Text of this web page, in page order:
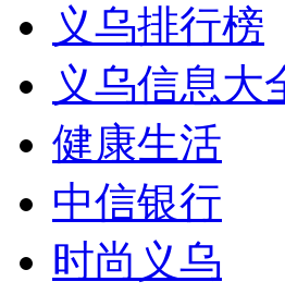
义乌排行榜
义乌信息大
健康生活
中信银行
时尚义乌